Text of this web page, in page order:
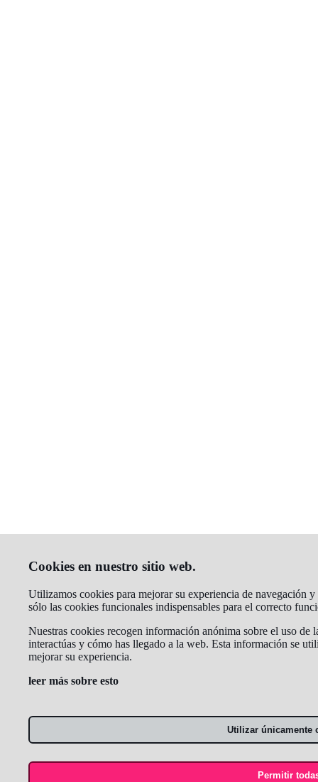
Cookies en nuestro sitio web.
Utilizamos cookies para mejorar su experiencia de navegación
sólo las cookies funcionales indispensables para el correcto
Nuestras cookies recogen información anónima sobre el uso de
interactúas y cómo has llegado a la web. Esta información se
mejorar su experiencia.
leer más sobre esto
Utilizar únicamente
Permitir